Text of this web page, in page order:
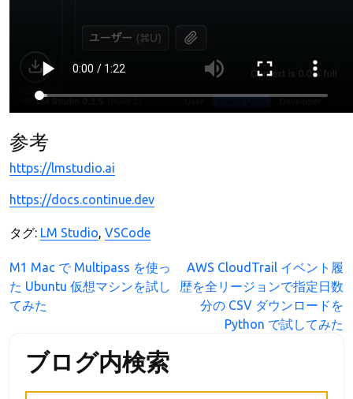
参考
https://lmstudio.ai
https://docs.continue.dev
タグ: LM Studio, VSCode
投
稿
ナ
ゲ
ー
M1 Mac で Multipass を使っ
た Ubuntu 仮想マシンを試し
てみた
AWS CloudTrail イベント履
歴を全リージョンで指定日数
分の CSV ダウンロードを
Python で試してみた
ブログ内検索